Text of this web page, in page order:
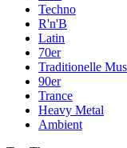
Techno
R'n'B
Latin
70er
Traditionelle
90er
Trance
Heavy Metal
Ambient